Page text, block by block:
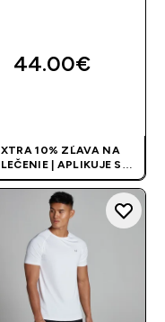
44.00€‎
10% ZĽAVA NA
| APLIKUJE SA
PRI KÚPE 3
KS